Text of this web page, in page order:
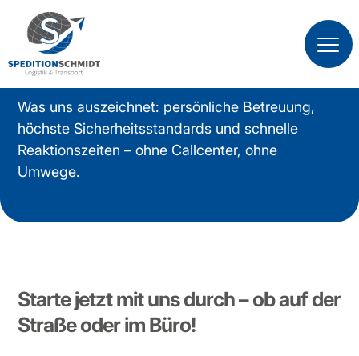
Karriere
Was uns auszeichnet: persönliche Betreuung,
höchste Sicherheitsstandards und schnelle
Reaktionszeiten – ohne Callcenter, ohne
Umwege.
Starte jetzt mit uns durch – ob auf der
Straße oder im Büro!